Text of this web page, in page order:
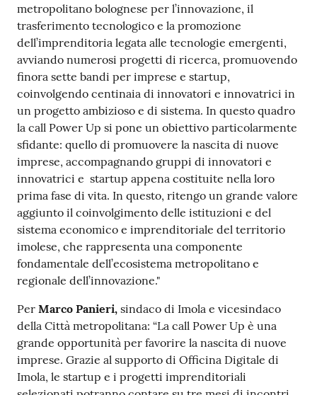
metropolitano bolognese per l’innovazione, il
trasferimento tecnologico e la promozione
dell’imprenditoria legata alle tecnologie emergenti,
avviando numerosi progetti di ricerca, promuovendo
finora sette bandi per imprese e startup,
coinvolgendo centinaia di innovatori e innovatrici in
un progetto ambizioso e di sistema. In questo quadro
la call Power Up si pone un obiettivo particolarmente
sfidante: quello di promuovere la nascita di nuove
imprese, accompagnando gruppi di innovatori e
innovatrici e startup appena costituite nella loro
prima fase di vita. In questo, ritengo un grande valore
aggiunto il coinvolgimento delle istituzioni e del
sistema economico e imprenditoriale del territorio
imolese, che rappresenta una componente
fondamentale dell’ecosistema metropolitano e
regionale dell’innovazione."
Per Marco Panieri, sindaco di Imola e vicesindaco
della Città metropolitana: “La call Power Up è una
grande opportunità per favorire la nascita di nuove
imprese. Grazie al supporto di Officina Digitale di
Imola, le startup e i progetti imprenditoriali